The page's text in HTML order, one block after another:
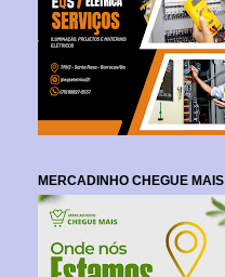
MERCADINHO CHEGUE MAIS